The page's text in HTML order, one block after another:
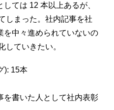
ては 12 本以上あるが、
しまった。社内記事を社
を中々進められていないの
していきたい。
): 15本
を書いた人として社内表彰